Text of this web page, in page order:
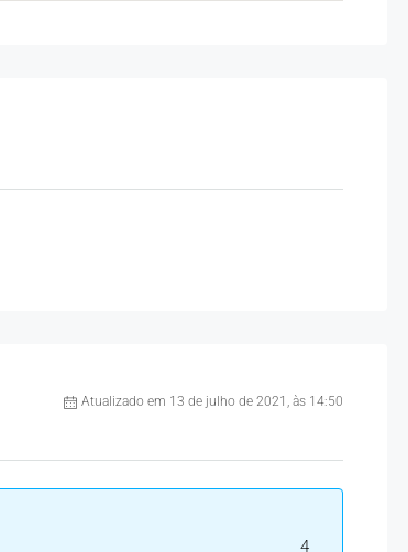
Atualizado em 13 de julho de 2021, às 14:50
4